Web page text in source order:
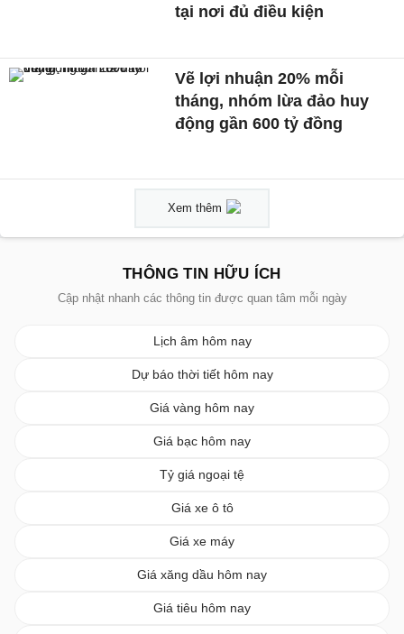
tại nơi đủ điều kiện
Vẽ lợi nhuận 20% mỗi
tháng, nhóm lừa đảo huy
động gần 600 tỷ đồng
Xem thêm
THÔNG TIN HỮU ÍCH
Cập nhật nhanh các thông tin được quan tâm mỗi ngày
Lịch âm hôm nay
Dự báo thời tiết hôm nay
Giá vàng hôm nay
Giá bạc hôm nay
Tỷ giá ngoại tệ
Giá xe ô tô
Giá xe máy
Giá xăng dầu hôm nay
Giá tiêu hôm nay